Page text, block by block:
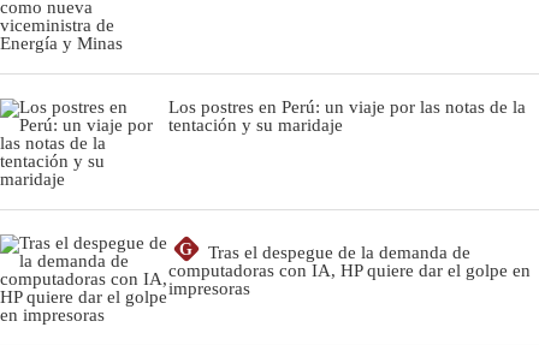
Los postres en Perú: un viaje por las notas de la
tentación y su maridaje
G
Tras el despegue de la demanda de
computadoras con IA, HP quiere dar el golpe en
impresoras